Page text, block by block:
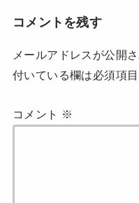
す
コメントを残す
メールアドレスが公開
付いている欄は必須項
コメント ※